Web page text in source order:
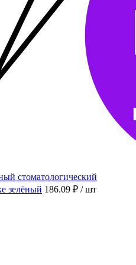
стоматологический
зелёный 186.09 ₽ / шт